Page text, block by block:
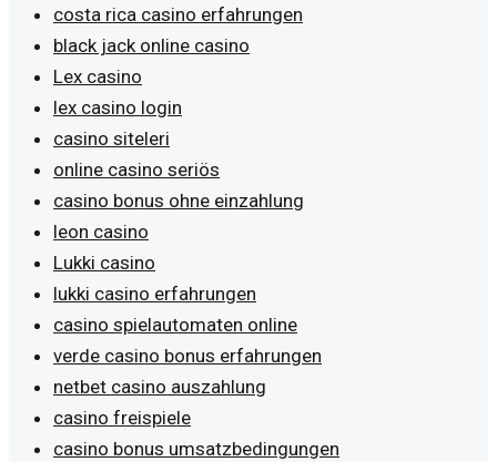
costa rica casino erfahrungen
black jack online casino
Lex casino
lex casino login
casino siteleri
online casino seriös
casino bonus ohne einzahlung
leon casino
Lukki casino
lukki casino erfahrungen
casino spielautomaten online
verde casino bonus erfahrungen
netbet casino auszahlung
casino freispiele
casino bonus umsatzbedingungen